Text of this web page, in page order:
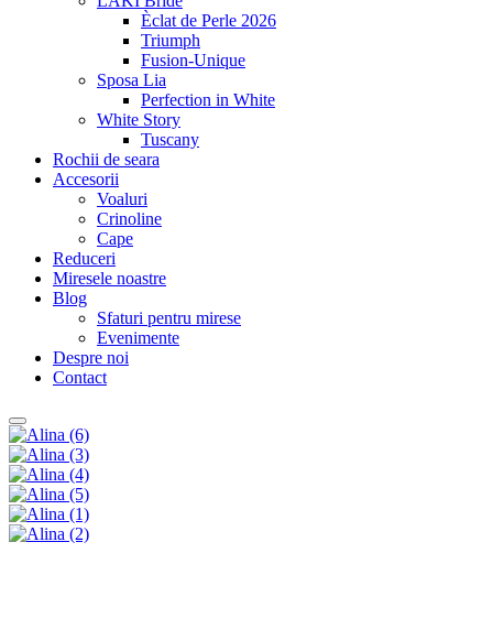
Èclat de Perle 2026
Triumph
Fusion-Unique
Sposa Lia
Perfection in White
White Story
Tuscany
Rochii de seara
Accesorii
Voaluri
Crinoline
Cape
Reduceri
Miresele noastre
Blog
Sfaturi pentru mirese
Evenimente
Despre noi
Contact